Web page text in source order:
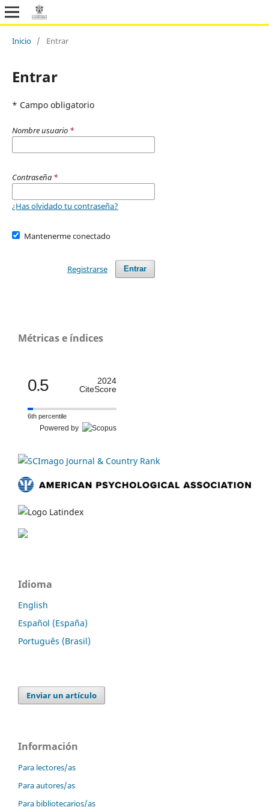
Inicio / Entrar
Entrar
* Campo obligatorio
Nombre usuario *
Contraseña *
¿Has olvidado tu contraseña?
Mantenerme conectado
Entrar
Registrarse
Métricas e índices
0.5
2024
CiteScore
6th percentile
Powered by
Idioma
English
Español (España)
Português (Brasil)
Enviar un artículo
Información
Para lectores/as
Para autores/as
Para bibliotecarios/as